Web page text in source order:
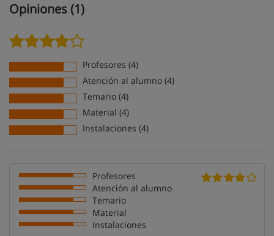
Opiniones (1)
Profesores (4)
Atención al alumno (4)
Temario (4)
Material (4)
Instalaciones (4)
Profesores
Atención al alumno
Temario
Material
Instalaciones